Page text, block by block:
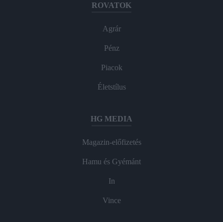
ROVATOK
Agrár
Pénz
Piacok
Életstílus
HG MEDIA
Magazin-előfizetés
Hamu és Gyémánt
In
Vince